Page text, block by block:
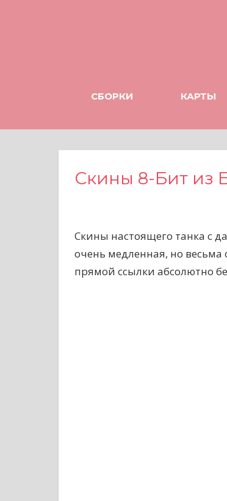
СБОРКИ КАРТЫ
Скины 8-Бит из
Скины настоящего танка с
очень медленная, но весьма
прямой ссылки абсолютно